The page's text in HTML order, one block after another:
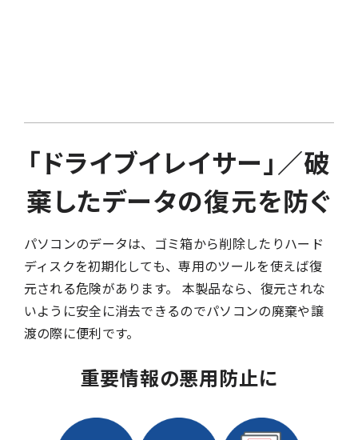
「ドライブイレイサー」／破
棄したデータの復元を防ぐ
パソコンのデータは、ゴミ箱から削除したりハード
ディスクを初期化しても、専用のツールを使えば復
元される危険があります。 本製品なら、復元されな
いように安全に消去できるのでパソコンの廃棄や譲
渡の際に便利です。
重要情報の悪用防止に